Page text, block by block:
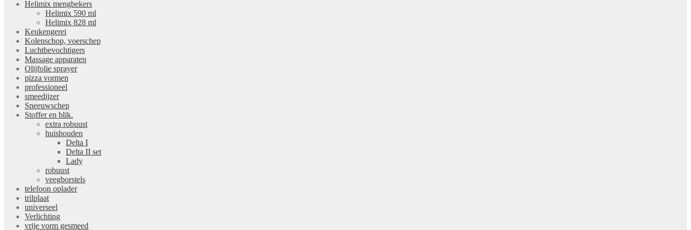
Helimix mengbekers
Helimix 590 ml
Helimix 828 ml
Keukengerei
Kolenschop, voerschep
Luchtbevochtigers
Massage apparaten
Olijfolie sprayer
pizza vormen
professioneel
smeedijzer
Sneeuwschep
Stoffer en blik.
extra robuust
huishouden
Delta I
Delta II set
Lady
robuust
veegborstels
telefoon oplader
trilplaat
universeel
Verlichting
vrije vorm gesmeed